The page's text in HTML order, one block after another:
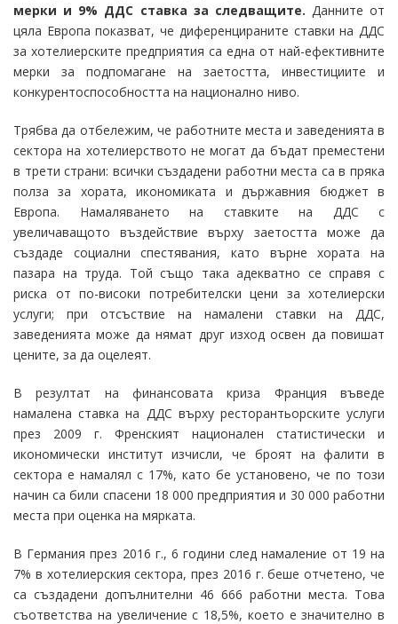
мерки и 9% ДДС ставка за следващите. Данните от
цяла Европа показват, че диференцираните ставки на ДДС
за хотелиерските предприятия са една от най-ефективните
мерки за подпомагане на заетостта, инвестициите и
конкурентоспособността на национално ниво.
Трябва да отбележим, че работните места и заведенията в
сектора на хотелиерството не могат да бъдат преместени
в трети страни: всички създадени работни места са в пряка
полза за хората, икономиката и държавния бюджет в
Европа. Намаляването на ставките на ДДС с
увеличаващото въздействие върху заетостта може да
създаде социални спестявания, като върне хората на
пазара на труда. Той също така адекватно се справя с
риска от по-високи потребителски цени за хотелиерски
услуги; при отсъствие на намалени ставки на ДДС,
заведенията може да нямат друг изход освен да повишат
цените, за да оцелеят.
В резултат на финансовата криза Франция въведе
намалена ставка на ДДС върху ресторантьорските услуги
през 2009 г. Френският национален статистически и
икономически институт изчисли, че броят на фалити в
сектора е намалял с 17%, като бе установено, че по този
начин са били спасени 18 000 предприятия и 30 000 работни
места при оценка на мярката.
В Германия през 2016 г., 6 години след намаление от 19 на
7% в хотелиерския сектора, през 2016 г. беше отчетено, че
са създадени допълнителни 46 666 работни места. Това
съответства на увеличение с 18,5%, което е значително в